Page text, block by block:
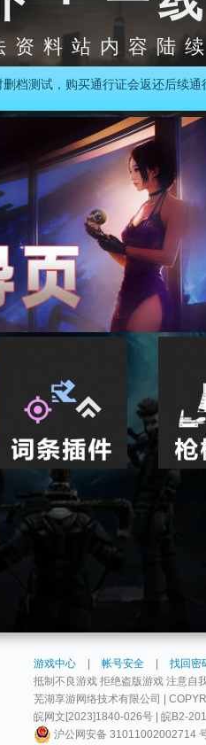
资料站内容陆
档测试，购买通行证会返还后续通
游戏中心 | 帐号安全 | 找回密
抵制不良游戏 拒绝盗版游戏 注意自
芜湖享游网络技术有限公司 |
皖网文[2023]1840-026号 | 皖B2-
沪公网安备 31011002002714